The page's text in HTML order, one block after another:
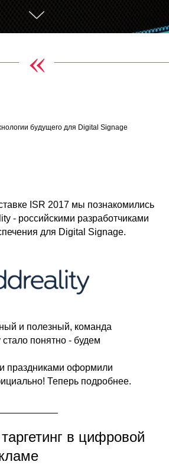
«
будущего для Digital Signage
ISR 2017 мы познакомились
- российскими разработчиками
для Digital Signage.
и полезный, команда
понятно - будем
праздниками оформили
Теперь подробнее.
в цифровой